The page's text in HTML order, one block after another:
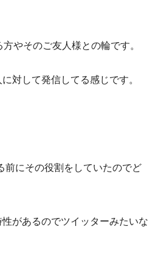
やそのご友人様との輪です。
対して発信してる感じです。
前にその役割をしていたのでど
があるのでツイッターみたいな